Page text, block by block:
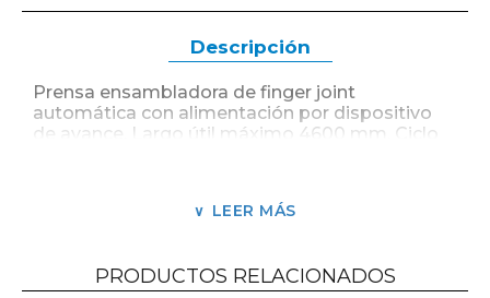
Descripción
Prensa ensambladora de finger joint
automática con alimentación por dispositivo
de avance. Largo útil máximo 4600 mm. Ciclo
LEER MÁS
PRODUCTOS RELACIONADOS